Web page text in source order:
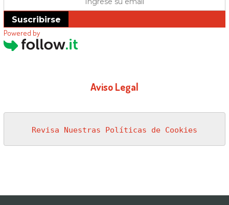
Suscribirse
Powered by
Aviso Legal
Revisa Nuestras Políticas de Cookies